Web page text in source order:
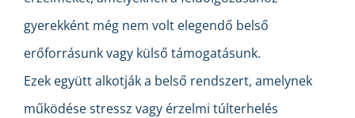
gyerekként még nem volt elegendő belső
erőforrásunk vagy külső támogatásunk.
Ezek együtt alkotják a belső rendszert, amelynek
működése stressz vagy érzelmi túlterhelés